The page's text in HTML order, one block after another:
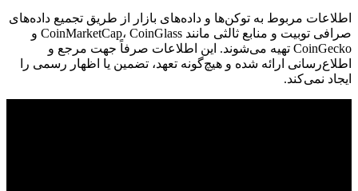
اطلاعات مربوط به توکن‌ها و داده‌های بازار از طریق تجمیع داده‌های
صرافی توبیت و منابع ثالثی مانند CoinMarketCap، CoinGlass و
CoinGecko تهیه می‌شوند. این اطلاعات صرفاً جهت مرجع و
اطلاع‌رسانی ارائه شده و هیچ‌گونه تعهد، تضمین یا اظهار رسمی را
ایجاد نمی‌کند.